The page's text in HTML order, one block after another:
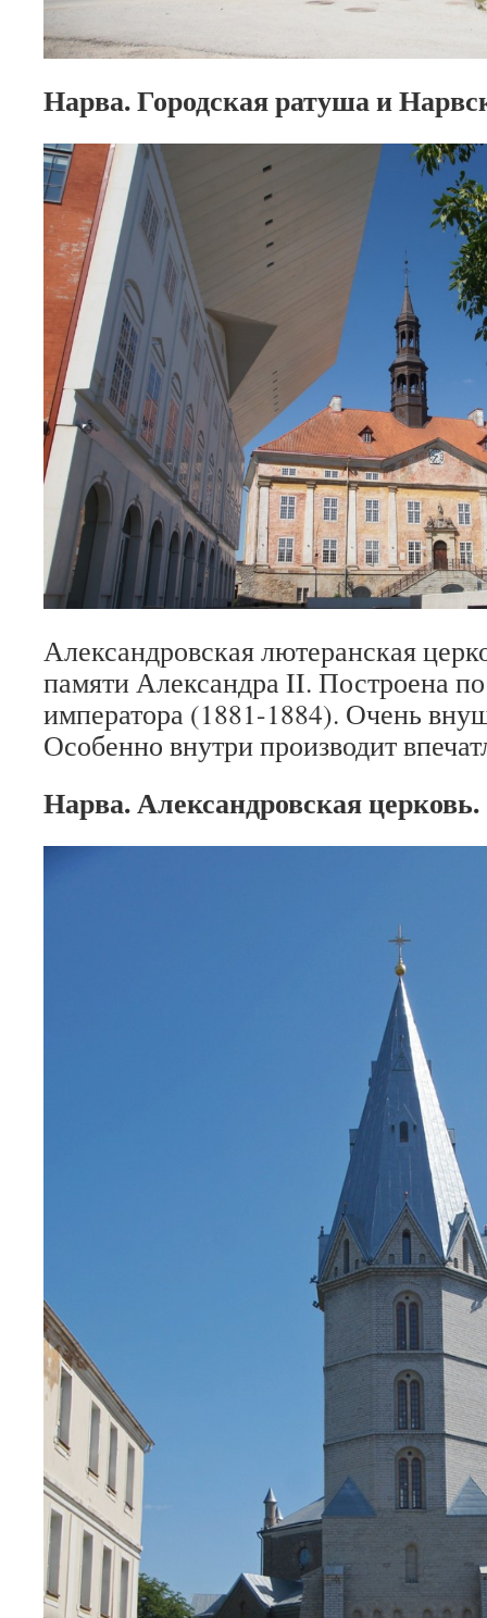
Нарва. Городская ратуша и
Александровская лютеранская
памяти Александра II. Построена
императора (1881-1884). Очень
Особенно внутри производит
Нарва. Александровская церковь.